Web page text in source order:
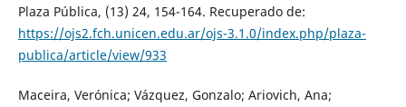
Plaza Pública, (13) 24, 154-164. Recuperado de:
https://ojs2.fch.unicen.edu.ar/ojs-3.1.0/index.php/plaza-
publica/article/view/933
Maceira, Verónica; Vázquez, Gonzalo; Ariovich, Ana;